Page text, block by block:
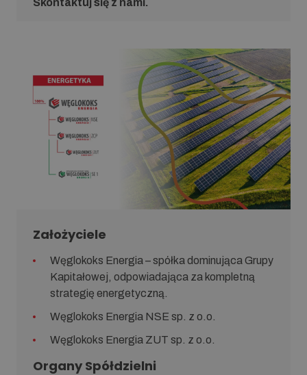
Skontaktuj się z nami.
Założyciele
Węglokoks Energia – spółka dominująca Grupy
Kapitałowej, odpowiadająca za kompletną
strategię energetyczną.
Węglokoks Energia NSE sp. z o.o.
Węglokoks Energia ZUT sp. z o.o.
Organy Spółdzielni